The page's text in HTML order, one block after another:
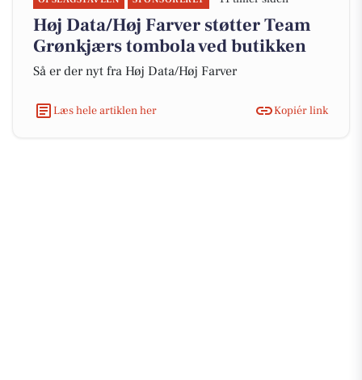
Høj Data/Høj Farver støtter Team
Grønkjærs tombola ved butikken
Så er der nyt fra Høj Data/Høj Farver
Læs hele artiklen her Kopiér link